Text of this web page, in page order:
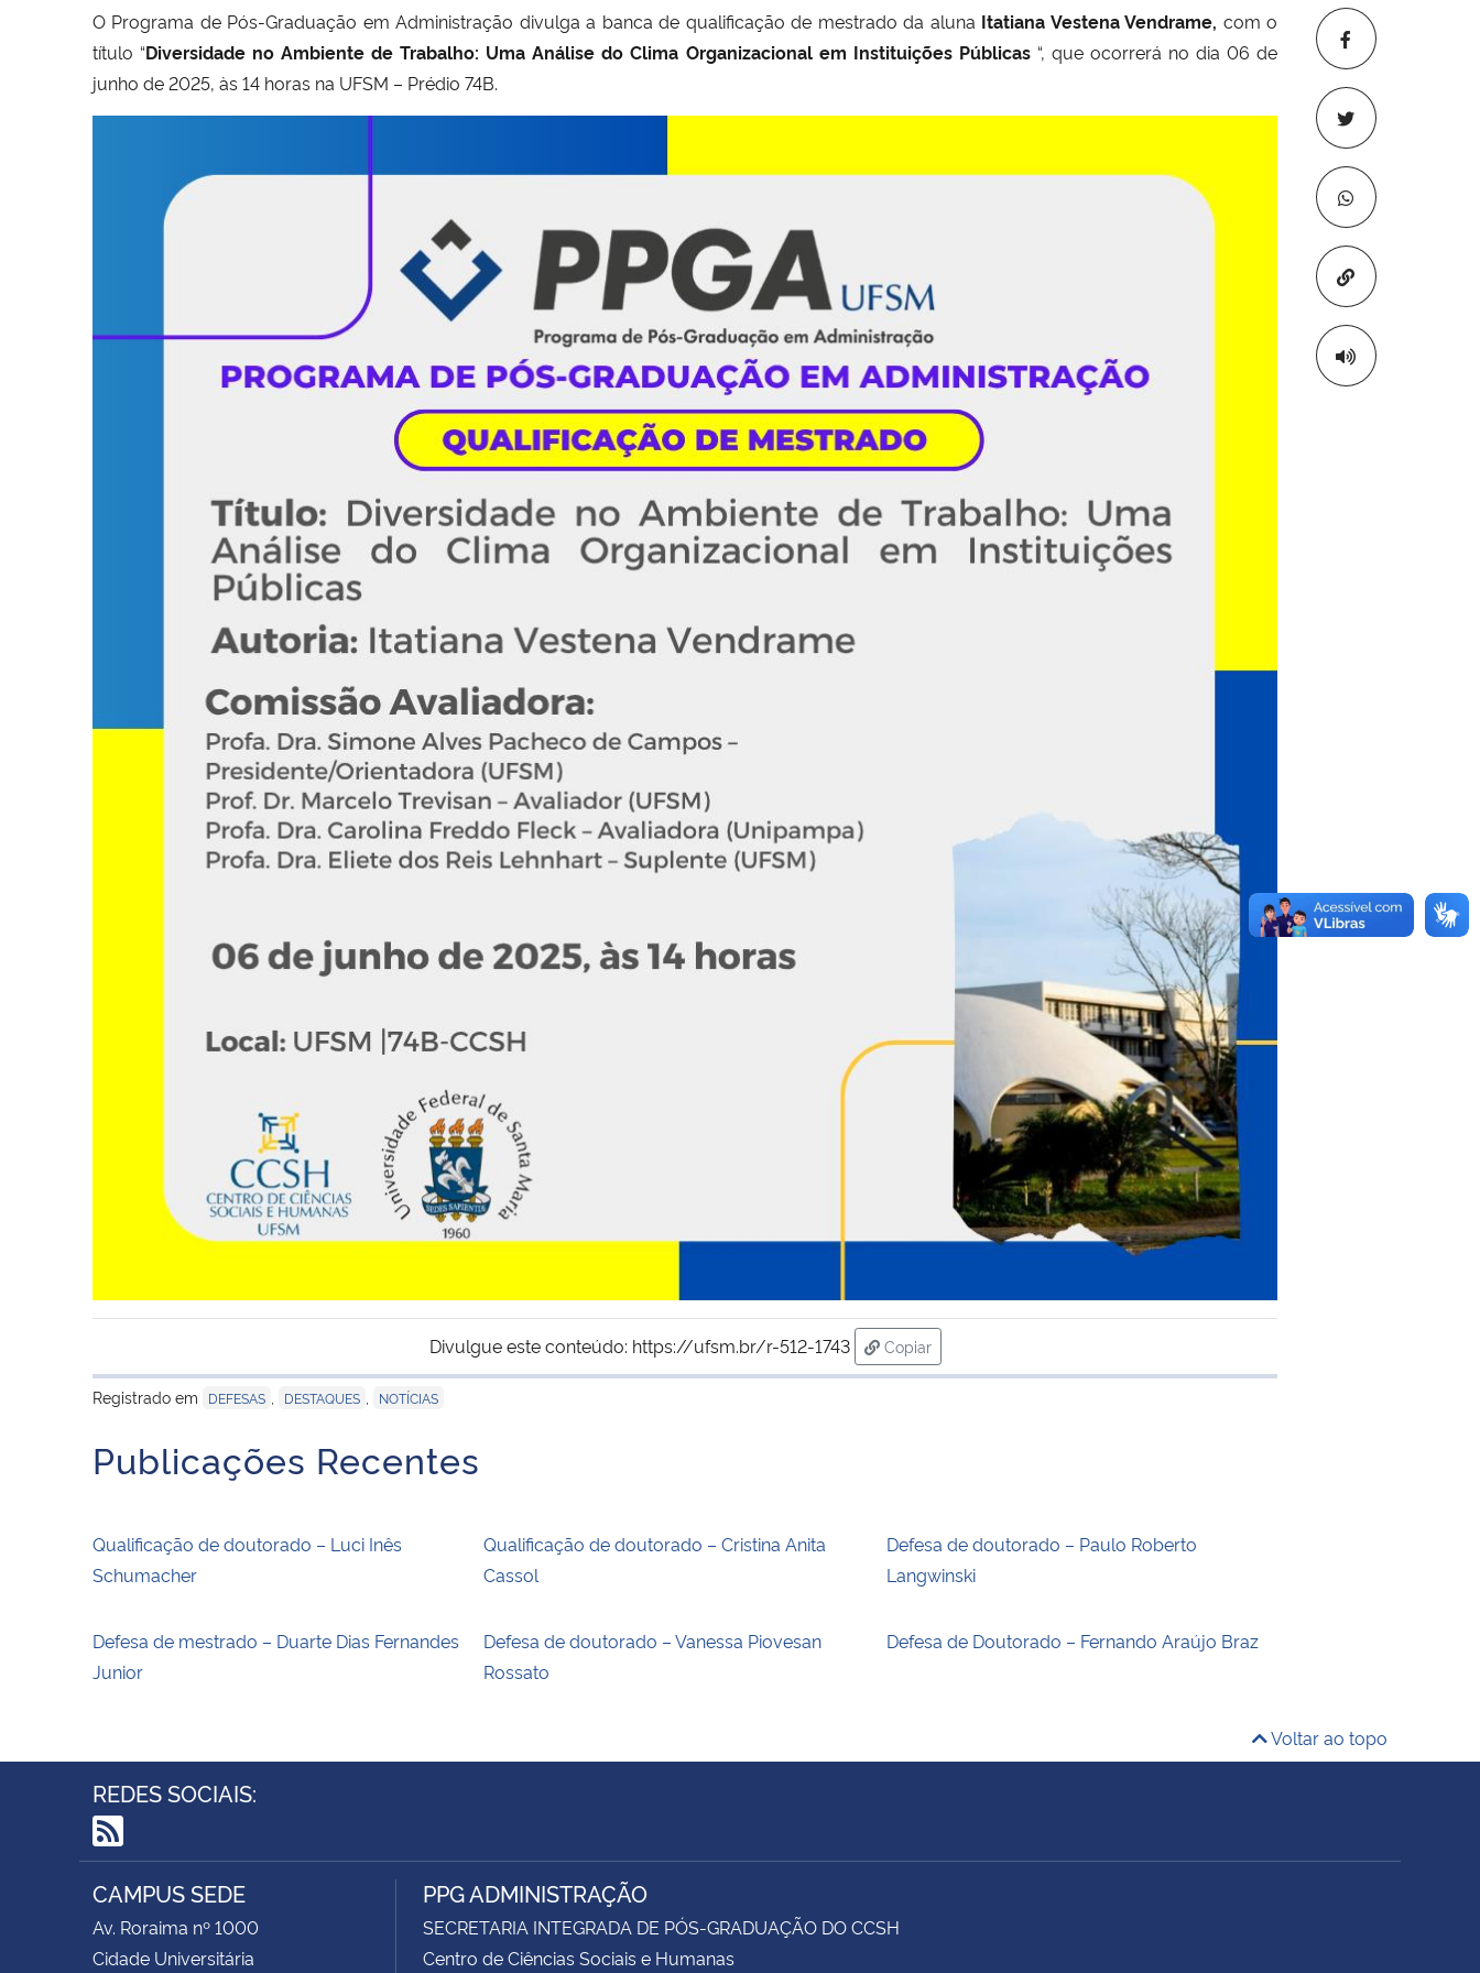
Copiar para
O Programa de Pós-Graduação em Administração divulga a banca de qualificação de mestrado da aluna Itatiana Vestena Vendrame, com o
título “Diversidade no Ambiente de Trabalho: Uma Análise do Clima Organizacional em Instituições Públicas“, que ocorrerá no dia 06 de
junho de 2025, às 14 horas na UFSM – Prédio 74B.
Divulgue este conteúdo: https://ufsm.br/r-512-1743
Copiar
para área de transferência
Registrado em
DEFESAS DESTAQUES NOTÍCIAS
Publicações Recentes
Qualificação de doutorado – Luci Inês
Schumacher
Qualificação de doutorado – Cristina Anita
Cassol
Defesa de doutorado – Paulo Roberto
Langwinski
Defesa de mestrado – Duarte Dias Fernandes
Junior
Defesa de doutorado – Vanessa Piovesan
Rossato
Defesa de Doutorado – Fernando Araújo Braz
Voltar ao topo
REDES SOCIAIS:
RSS
CAMPUS SEDE
Av. Roraima nº 1000
Cidade Universitária
PPG ADMINISTRAÇÃO
SECRETARIA INTEGRADA DE PÓS-GRADUAÇÃO DO CCSH
Centro de Ciências Sociais e Humanas